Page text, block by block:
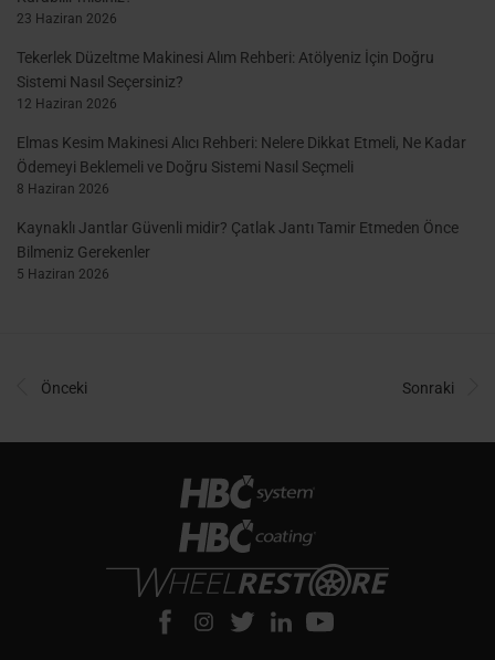
23 Haziran 2026
Tekerlek Düzeltme Makinesi Alım Rehberi: Atölyeniz İçin Doğru
Sistemi Nasıl Seçersiniz?
12 Haziran 2026
Elmas Kesim Makinesi Alıcı Rehberi: Nelere Dikkat Etmeli, Ne Kadar
Ödemeyi Beklemeli ve Doğru Sistemi Nasıl Seçmeli
8 Haziran 2026
Kaynaklı Jantlar Güvenli midir? Çatlak Jantı Tamir Etmeden Önce
Bilmeniz Gerekenler
5 Haziran 2026
Önceki Sonraki